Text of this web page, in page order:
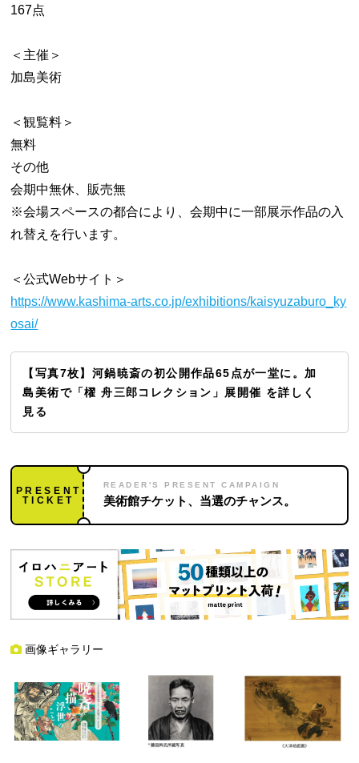
167点
＜主催＞
加島美術
＜観覧料＞
無料
その他
会期中無休、販売無
※会場スペースの都合により、会期中に一部展示作品の入
れ替えを行います。
＜公式Webサイト＞
https://www.kashima-arts.co.jp/exhibitions/kaisyuzaburo_ky
osai/
【写真7枚】河鍋暁斎の初公開作品65点が一堂に。加
島美術で「櫂 舟三郎コレクション」展開催 を詳しく
見る
PRESENT
TICKET
READER'S PRESENT CAMPAIGN
美術館チケット、当選のチャンス。
画像ギャラリー